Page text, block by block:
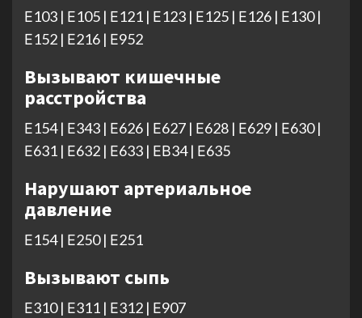
Е103 | Е105 | Е121 | Е123 | Е125 | Е126 | Е130 |
Е152 | Е216 | Е952
Вызывают кишечные
расстройства
Е154 | Е343 | Е626 | Е627 | Е628 | Е629 | Е630 |
Е631 | Е632 | Е633 | ЕВ34 | Е635
Нарушают артериальное
давление
Е154 | Е250 | Е251
Вызывают сыпь
Е310 | Е311 | Е312 | Е907